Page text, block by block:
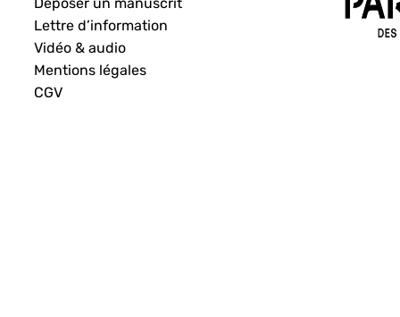
Lettre d’information
Vidéo & audio
Mentions légales
CGV